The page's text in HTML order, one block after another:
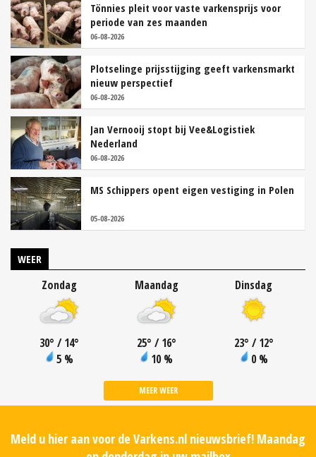
Tönnies pleit voor vaste varkensprijs voor
periode van zes maanden
06-08-2026
Plotselinge prijsstijging geeft varkensmarkt
nieuw perspectief
06-08-2026
Jan Vernooij stopt bij Vee&Logistiek
Nederland
06-08-2026
MS Schippers opent eigen vestiging in Polen
05-08-2026
WEER
Zondag
30° / 14°
5 %
Maandag
25° / 16°
10 %
Dinsdag
23° / 12°
0 %
MEER WEER
Meld u hier aan voor de Varkens.nl nieuwsbrief! Maandag